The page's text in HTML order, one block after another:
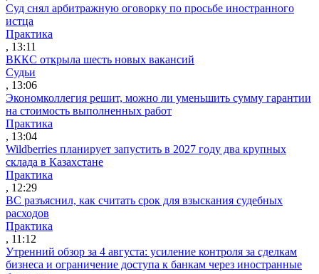
Суд снял арбитражную оговорку по просьбе иностранного
истца
Практика
, 13:11
ВККС открыла шесть новых вакансий
Судьи
, 13:06
Экономколлегия решит, можно ли уменьшить сумму гарантии
на стоимость выполненных работ
Практика
, 13:04
Wildberries планирует запустить в 2027 году два крупных
склада в Казахстане
Практика
, 12:29
ВС разъяснил, как считать срок для взыскания судебных
расходов
Практика
, 11:12
Утренний обзор за 4 августа: усиление контроля за сделкам
бизнеса и ограничение доступа к банкам через иностранные